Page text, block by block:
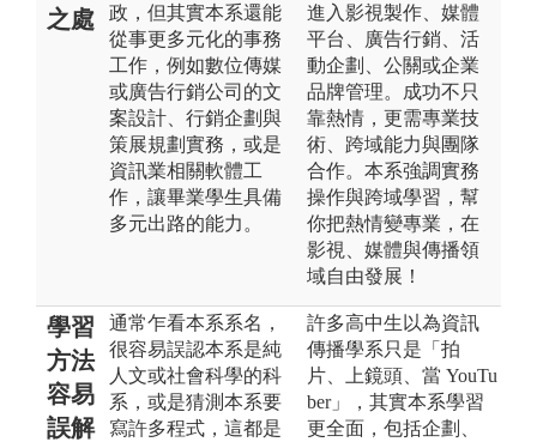
之處
政，但其實本系還能
從事更多元化的事務
工作，例如數位傳媒
或廣告行銷公司的文
案設計、行銷企劃與
策展規劃實務，或是
資訊業相關軟體工
作，讓畢業學生具備
多元出路的能力。
進入影視製作、媒體
平台、廣告行銷、活
動企劃、公關或企業
品牌管理。成功不只
靠熱情，更需專業技
術、跨域能力與團隊
合作。本系強調實務
操作與跨域學習，幫
你把熱情變專業，在
影視、媒體與傳播領
域自由發展！
學習
方法
容易
誤解
通常乍看本系系名，
很容易誤認本系是純
人文或社會科學的科
系，或是猜測本系要
寫許多程式，這都是
許多高中生以為資訊
傳播學系只是「拍
片、上鏡頭、當 YouTu
ber」，其實本系學習
更全面，包括企劃、